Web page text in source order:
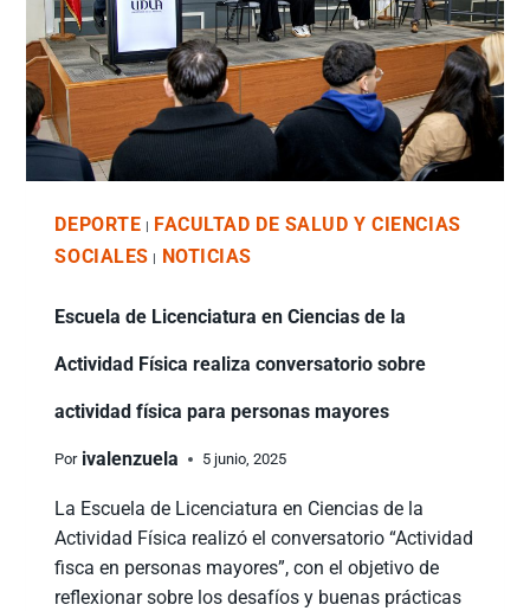
DEPORTE | FACULTAD DE SALUD Y CIENCIAS
SOCIALES | NOTICIAS
Escuela de Licenciatura en Ciencias de la
Actividad Física realiza conversatorio sobre
actividad física para personas mayores
Por ivalenzuela 5 junio, 2025
La Escuela de Licenciatura en Ciencias de la
Actividad Física realizó el conversatorio “Actividad
fisca en personas mayores”, con el objetivo de
reflexionar sobre los desafíos y buenas prácticas